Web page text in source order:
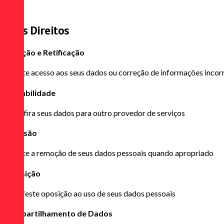
Seus Direitos
Exibição e Retificação
Solicite acesso aos seus dados ou correção de informações
Portabilidade
Transfira seus dados para outro provedor de serviços
Exclusão
Solicite a remoção de seus dados pessoais quando apropriado
Oposição
Manifeste oposição ao uso de seus dados pessoais
Compartilhamento de Dados